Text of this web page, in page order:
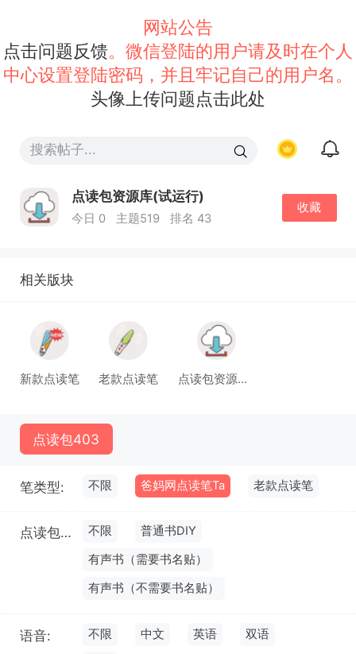
网站公告
点击问题反馈。微信登陆的用户请及时在个人
中心设置登陆密码，并且牢记自己的用户名。
头像上传问题点击此处
点读包资源库(试运行)
今日 0 主题519 排名 43
收藏
相关版块
新款点读笔 老款点读笔 点读包资源库(试运行)
点读包403
笔类型: 不限 爸妈网点读笔Ta 老款点读笔
点读包类型: 不限
普通书DIY
有声书（需要书名贴）
有声书（不需要书名贴）
语音: 不限 中文 英语
双语